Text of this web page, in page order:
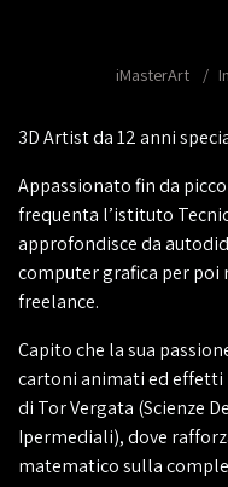
iMasterArt
3D Artist da 12 anni
Appassionato fin da
frequenta l’istituto
approfondisce da
computer grafica per poi
freelance.
Capito che la sua
cartoni animati ed effetti
di Tor Vergata (Scienze
Ipermediali), dove
matematico sulla